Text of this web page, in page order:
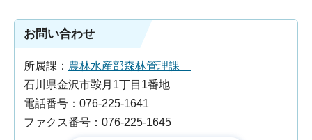
お問い合わせ
所属課： 農林水産部森林管理課
石川県金沢市鞍月1丁目1番地
電話番号：076-225-1641
ファクス番号：076-225-1645